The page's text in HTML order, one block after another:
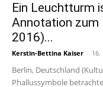
Ein Leuchtturm
Annotation zum
2016)...
Kerstin-Bettina Kaiser - 16.
Berlin, Deutschland
Phallussymbole